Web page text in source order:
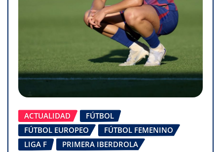
ACTUALIDAD
FÚTBOL
FÚTBOL EUROPEO
FÚTBOL FEMENINO
LIGA F
PRIMERA IBERDROLA